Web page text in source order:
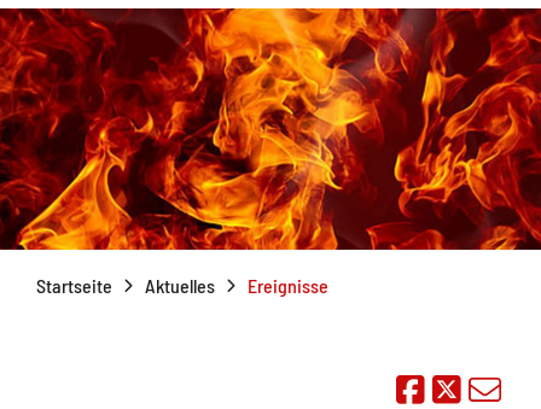
Startseite Aktuelles Ereignisse
Auf